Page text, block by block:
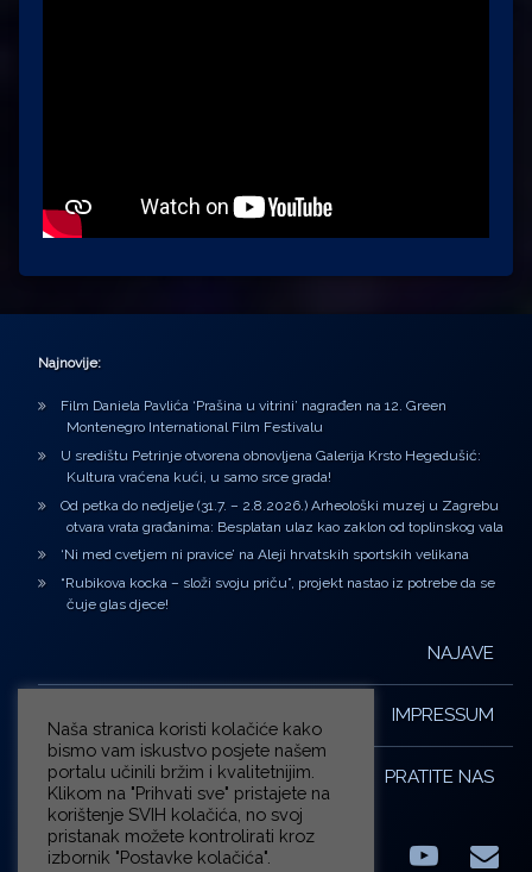
Najnovije:
Film Daniela Pavlića ‘Prašina u vitrini’ nagrađen na 12. Green
Montenegro International Film Festivalu
U središtu Petrinje otvorena obnovljena Galerija Krsto Hegedušić:
Kultura vraćena kući, u samo srce grada!
Od petka do nedjelje (31.7. – 2.8.2026.) Arheološki muzej u Zagrebu
otvara vrata građanima: Besplatan ulaz kao zaklon od toplinskog vala
‘Ni med cvetjem ni pravice’ na Aleji hrvatskih sportskih velikana
“Rubikova kocka – složi svoju priču”, projekt nastao iz potrebe da se
čuje glas djece!
NAJAVE
IMPRESSUM
PRATITE NAS
Naša stranica koristi kolačiće kako
bismo vam iskustvo posjete našem
portalu učinili bržim i kvalitetnijim.
Klikom na "Prihvati sve" pristajete na
korištenje SVIH kolačića, no svoj
pristanak možete kontrolirati kroz
izbornik "Postavke kolačića".